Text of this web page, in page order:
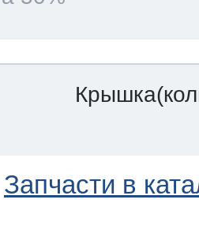
Запчасти в